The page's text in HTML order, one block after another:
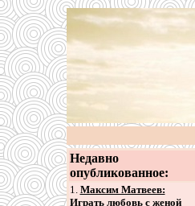
Недавно
опубликованное:
1. Максим Матвеев:
Играть любовь с женой